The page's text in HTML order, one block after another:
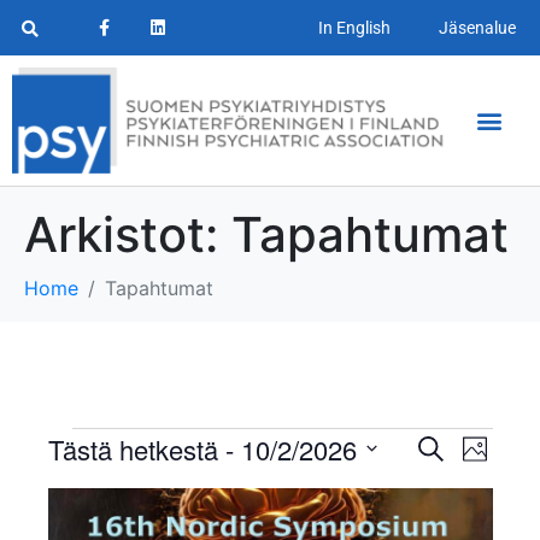
In English Jäsenalue
Arkistot: Tapahtumat
Home Tapahtumat
T
a
E
s
i
T
a
K
u
Tästä hetkestä - 10/2/2026